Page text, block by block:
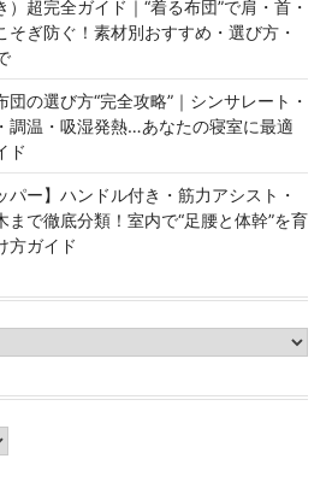
超完全ガイド｜“着る布団”で肩・首・
そぎ防ぐ！素材別おすすめ・選び方・
団の選び方“完全攻略”｜シンサレート・
調温・吸湿発熱…あなたの寝室に最適
ド
パー】ハンドル付き・筋力アシスト・
まで徹底分類！室内で“足腰と体幹”を育
方ガイド